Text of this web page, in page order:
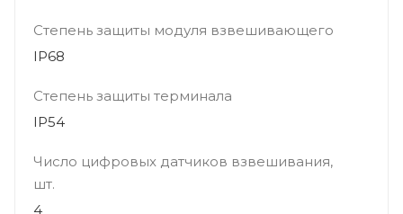
Степень защиты модуля взвешивающего
IP68
Степень защиты терминала
IP54
Число цифровых датчиков взвешивания,
шт.
4